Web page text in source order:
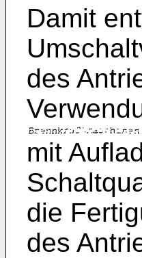
Damit
des
mit
die
des